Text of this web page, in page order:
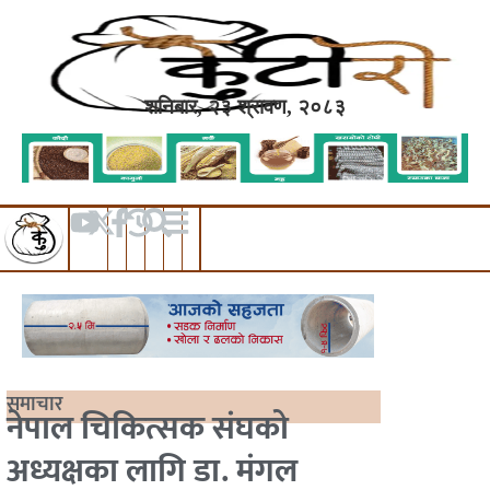
शनिबार, २३ श्रावण, २०८३
समाचार
नेपाल चिकित्सक संघको
अध्यक्षका लागि डा. मंगल